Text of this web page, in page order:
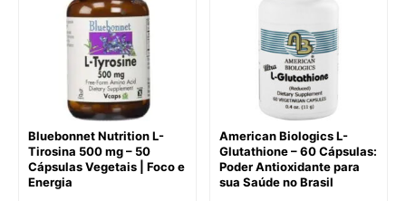
Bluebonnet Nutrition L-
Tirosina 500 mg – 50
Cápsulas Vegetais | Foco e
Energia
American Biologics L-
Glutathione – 60 Cápsulas:
Poder Antioxidante para
sua Saúde no Brasil